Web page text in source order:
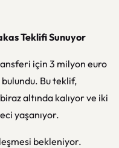
Teklifi Sunuyor
için 3 milyon euro
Bu teklif,
altında kalıyor ve iki
yaşanıyor.
bekleniyor.